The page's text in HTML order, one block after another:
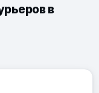
в